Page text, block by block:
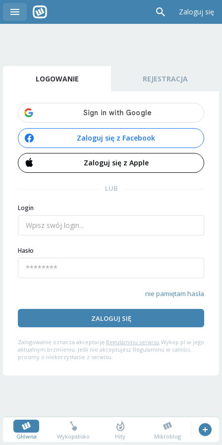
Zaloguj się
LOGOWANIE REJESTRACJA
Zaloguj się z Facebook
Zaloguj się z Apple
LUB
Login
Hasło
nie pamiętam hasła
ZALOGUJ SIĘ
Zalogowanie oznacza akceptację Regulaminu serwisu Wykop.pl w jego
aktualnym brzmieniu. Jeśli nie akceptujesz Regulaminu w całości,
prosimy o niekorzystanie z serwisu.
Główna Wykopalisko Hity Mikroblog